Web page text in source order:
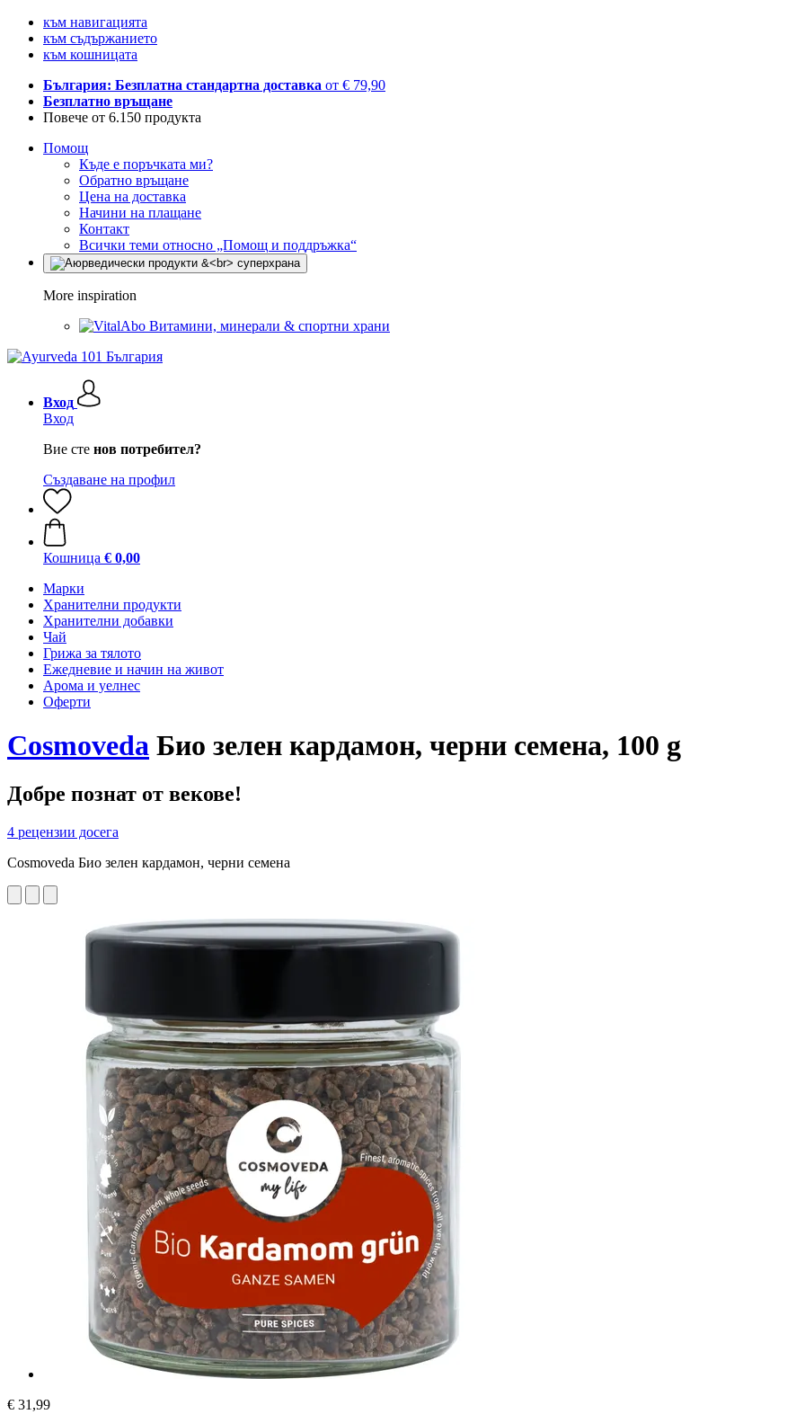
към навигацията
към съдържанието
към кошницата
България: Безплатна стандартна доставка от € 79,90
Безплатно връщане
Повече от 6.150 продукта
Помощ
Къде е поръчката ми?
Обратно връщане
Цена на доставка
Начини на плащане
Контакт
Всички теми относно „Помощ и поддръжка“
More inspiration
Витамини, минерали & спортни храни
Вход
Вход
Вие сте нов потребител?
Създаване на профил
Кошница € 0,00
Марки
Хранителни продукти
Хранителни добавки
Чай
Грижа за тялото
Ежедневие и начин на живот
Арома и уелнес
Оферти
Cosmoveda Био зелен кардамон, черни семена, 100 g
Добре познат от векове!
4 рецензии досега
Cosmoveda Био зелен кардамон, черни семена
€ 31,99